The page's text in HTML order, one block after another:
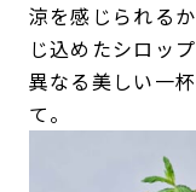
涼を感じられる
じ込めたシロッ
異なる美しい一
て。